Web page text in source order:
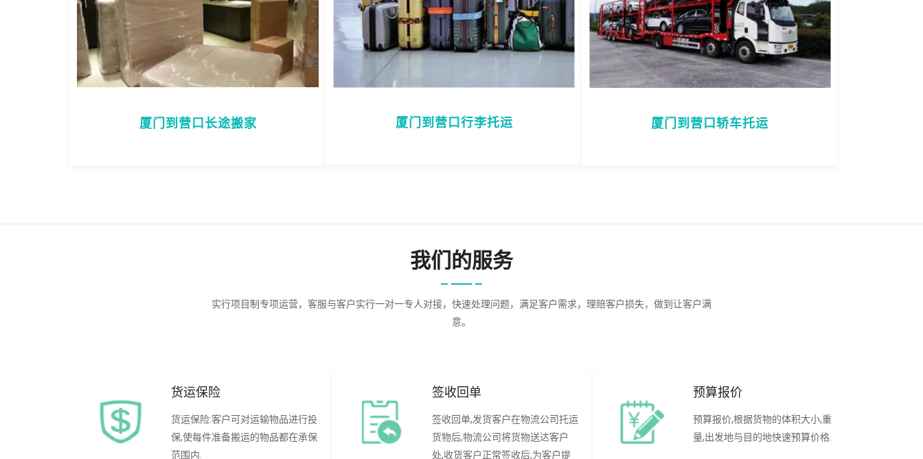
厦门到营口长途搬家 厦门到营口行李托运 厦门到营口轿车托运
我们的服务
实行项目制专项运营，客服与客户实行一对一专人对接，快速处理问题，满足客户需求，理赔客户损失，做到让客户满
意。
货运保险
货运保险:客户可对运输物品进行投
保,使每件准备搬运的物品都在承保
范围内.
签收回单
签收回单,发货客户在物流公司托运
货物后,物流公司将货物送达客户
处,收货客户正常签收后,为客户提
预算报价
预算报价,根据货物的体积大小,重
量,出发地与目的地快速预算价格.